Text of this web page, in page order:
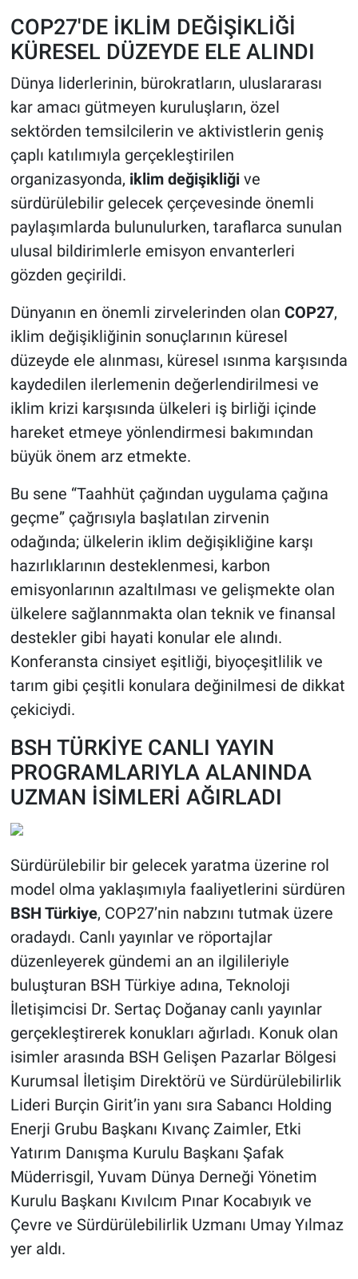
COP27'DE İKLİM DEĞİŞİKLİĞİ
KÜRESEL DÜZEYDE ELE ALINDI
Dünya liderlerinin, bürokratların, uluslararası
kar amacı gütmeyen kuruluşların, özel
sektörden temsilcilerin ve aktivistlerin geniş
çaplı katılımıyla gerçekleştirilen
organizasyonda, iklim değişikliğive
sürdürülebilir gelecek çerçevesinde önemli
paylaşımlarda bulunulurken, taraflarca sunulan
ulusal bildirimlerle emisyon envanterleri
gözden geçirildi.
Dünyanın en önemli zirvelerinden olan COP27,
iklim değişikliğinin sonuçlarının küresel
düzeyde ele alınması, küresel ısınma karşısında
kaydedilen ilerlemenin değerlendirilmesi ve
iklim krizi karşısında ülkeleri iş birliği içinde
hareket etmeye yönlendirmesi bakımından
büyük önem arz etmekte.
Bu sene “Taahhüt çağından uygulama çağına
geçme” çağrısıyla başlatılan zirvenin
odağında; ülkelerin iklim değişikliğine karşı
hazırlıklarının desteklenmesi, karbon
emisyonlarının azaltılması ve gelişmekte olan
ülkelere sağlannmakta olan teknik ve finansal
destekler gibi hayati konular ele alındı.
Konferansta cinsiyet eşitliği, biyoçeşitlilik ve
tarım gibi çeşitli konulara değinilmesi de dikkat
çekiciydi.
BSH TÜRKİYE CANLI YAYIN
PROGRAMLARIYLA ALANINDA
UZMAN İSİMLERİ AĞIRLADI
Sürdürülebilir bir gelecek yaratma üzerine rol
model olma yaklaşımıyla faaliyetlerini sürdüren
BSH Türkiye, COP27’nin nabzını tutmak üzere
oradaydı. Canlı yayınlar ve röportajlar
düzenleyerek gündemi an an ilgilileriyle
buluşturan BSH Türkiye adına, Teknoloji
İletişimcisi Dr. Sertaç Doğanay canlı yayınlar
gerçekleştirerek konukları ağırladı. Konuk olan
isimler arasında BSH Gelişen Pazarlar Bölgesi
Kurumsal İletişim Direktörü ve Sürdürülebilirlik
Lideri Burçin Girit’in yanı sıra Sabancı Holding
Enerji Grubu Başkanı Kıvanç Zaimler, Etki
Yatırım Danışma Kurulu Başkanı Şafak
Müderrisgil, Yuvam Dünya Derneği Yönetim
Kurulu Başkanı Kıvılcım Pınar Kocabıyık ve
Çevre ve Sürdürülebilirlik Uzmanı Umay Yılmaz
yer aldı.